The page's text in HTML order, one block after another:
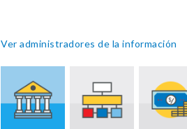
Ver administradores de la información